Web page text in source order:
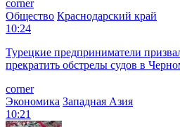
corner
Общество Краснодарский край
10:24
Турецкие предприниматели
прекратить обстрелы судов в
corner
Экономика Западная Азия
10:21